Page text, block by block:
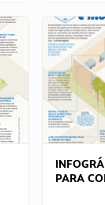
PARA